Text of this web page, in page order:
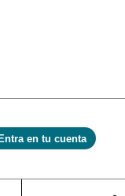
en tu cuenta